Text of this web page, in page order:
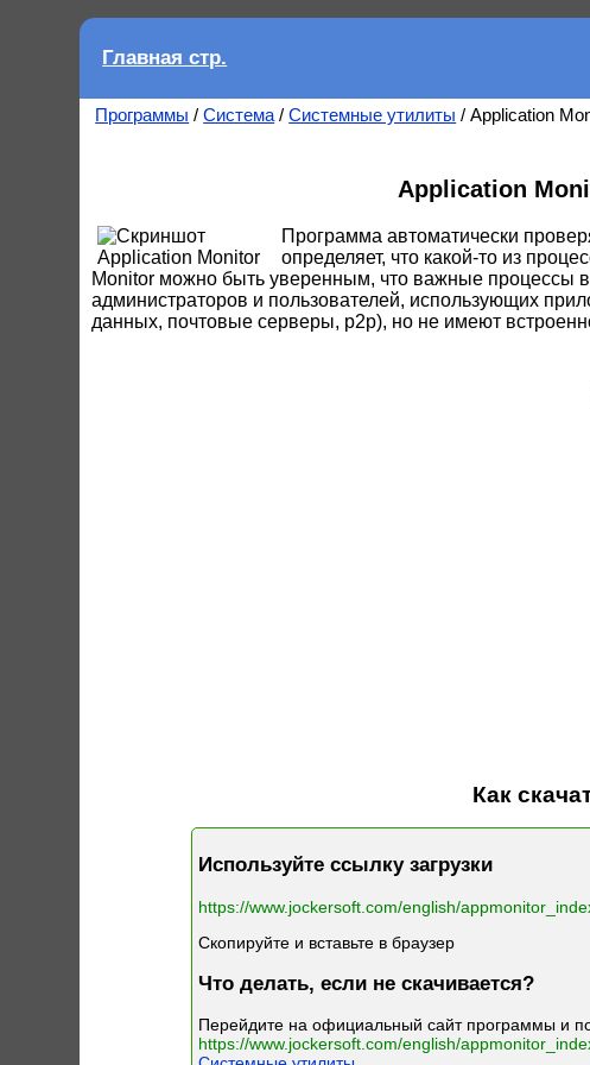
Главная стр.
Программы /Система /Системные утилиты / Application
Application
Программа автоматически
определяет, что какой-то из
Monitor можно быть уверенным, что важные процессы
администраторов и пользователей, использующих
данных, почтовые серверы, p2p), но не имеют
Как
Используйте ссылку загрузки
https://www.jockersoft.com/english/
Скопируйте и вставьте в браузер
Что делать, если не скачивается?
Перейдите на официальный сайт программы и
https://www.jockersoft.com/english/